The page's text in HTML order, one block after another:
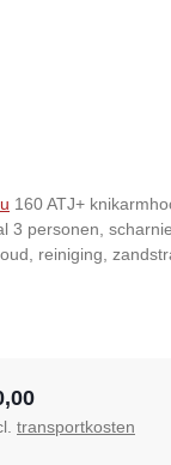
160 ATJ+
3 personen,
reiniging,
transportkosten